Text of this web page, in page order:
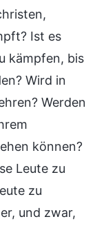
Ist es
kämpfen, bis
Wird in
Werden
können?
Leute zu
zu
und zwar,